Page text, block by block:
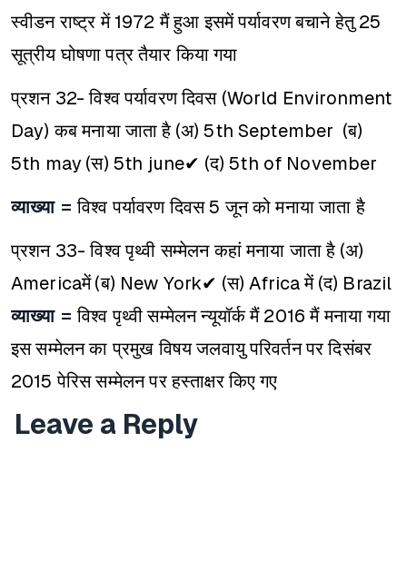
स्वीडन राष्ट्र में 1972 मैं हुआ इसमें पर्यावरण बचाने हेतु 25
सूत्रीय घोषणा पत्र तैयार किया गया
प्रशन 32- विश्व पर्यावरण दिवस (World Environment
Day) कब मनाया जाता है (अ) 5th September (ब)
5th may (स) 5th june✔ (द) 5th of November
व्याख्या = विश्व पर्यावरण दिवस 5 जून को मनाया जाता है
प्रशन 33- विश्व पृथ्वी सम्मेलन कहां मनाया जाता है (अ)
Americaमें (ब) New York✔ (स) Africa में (द) Brazil
व्याख्या = विश्व पृथ्वी सम्मेलन न्यूयॉर्क मैं 2016 मैं मनाया गया
इस सम्मेलन का प्रमुख विषय जलवायु परिवर्तन पर दिसंबर
2015 पेरिस सम्मेलन पर हस्ताक्षर किए गए
Leave a Reply